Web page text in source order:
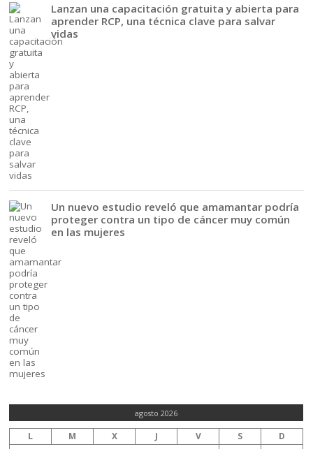
Lanzan una capacitación gratuita y abierta para
aprender RCP, una técnica clave para salvar
vidas
Un nuevo estudio reveló que amamantar podría
proteger contra un tipo de cáncer muy común
en las mujeres
agosto 2026
L M X J V S
D